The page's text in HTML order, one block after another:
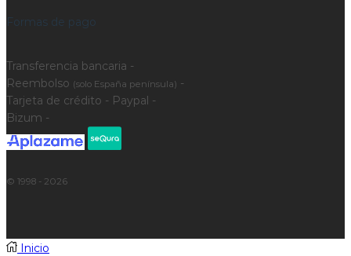
Formas de pago
Transferencia bancaria -
Reembolso (solo España península) -
Tarjeta de crédito - Paypal -
Bizum -
© 1998 - 2026
Inicio